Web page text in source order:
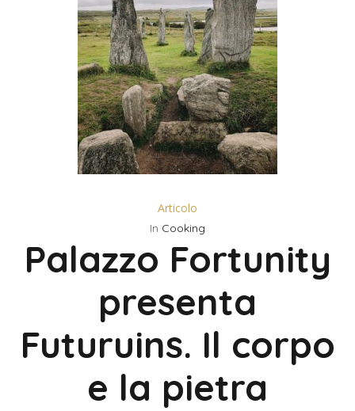
Articolo
In Cooking
Palazzo Fortunity
presenta
Futuruins. Il corpo
e la pietra